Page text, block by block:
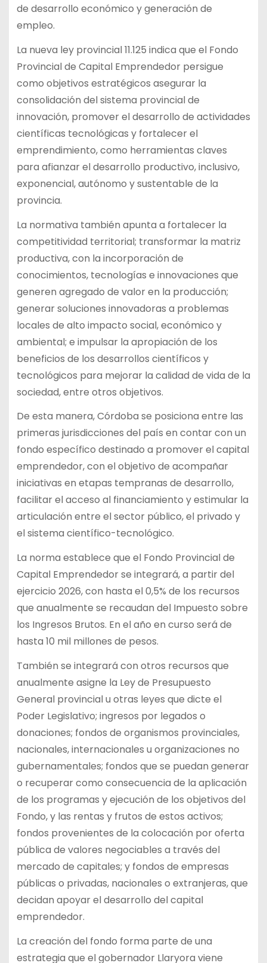
de desarrollo económico y generación de
empleo.
La nueva ley provincial 11.125 indica que el Fondo
Provincial de Capital Emprendedor persigue
como objetivos estratégicos asegurar la
consolidación del sistema provincial de
innovación, promover el desarrollo de actividades
científicas tecnológicas y fortalecer el
emprendimiento, como herramientas claves
para afianzar el desarrollo productivo, inclusivo,
exponencial, autónomo y sustentable de la
provincia.
La normativa también apunta a fortalecer la
competitividad territorial; transformar la matriz
productiva, con la incorporación de
conocimientos, tecnologías e innovaciones que
generen agregado de valor en la producción;
generar soluciones innovadoras a problemas
locales de alto impacto social, económico y
ambiental; e impulsar la apropiación de los
beneficios de los desarrollos científicos y
tecnológicos para mejorar la calidad de vida de la
sociedad, entre otros objetivos.
De esta manera, Córdoba se posiciona entre las
primeras jurisdicciones del país en contar con un
fondo específico destinado a promover el capital
emprendedor, con el objetivo de acompañar
iniciativas en etapas tempranas de desarrollo,
facilitar el acceso al financiamiento y estimular la
articulación entre el sector público, el privado y
el sistema científico-tecnológico.
La norma establece que el Fondo Provincial de
Capital Emprendedor se integrará, a partir del
ejercicio 2026, con hasta el 0,5% de los recursos
que anualmente se recaudan del Impuesto sobre
los Ingresos Brutos. En el año en curso será de
hasta 10 mil millones de pesos.
También se integrará con otros recursos que
anualmente asigne la Ley de Presupuesto
General provincial u otras leyes que dicte el
Poder Legislativo; ingresos por legados o
donaciones; fondos de organismos provinciales,
nacionales, internacionales u organizaciones no
gubernamentales; fondos que se puedan generar
o recuperar como consecuencia de la aplicación
de los programas y ejecución de los objetivos del
Fondo, y las rentas y frutos de estos activos;
fondos provenientes de la colocación por oferta
pública de valores negociables a través del
mercado de capitales; y fondos de empresas
públicas o privadas, nacionales o extranjeras, que
decidan apoyar el desarrollo del capital
emprendedor.
La creación del fondo forma parte de una
estrategia que el gobernador Llaryora viene